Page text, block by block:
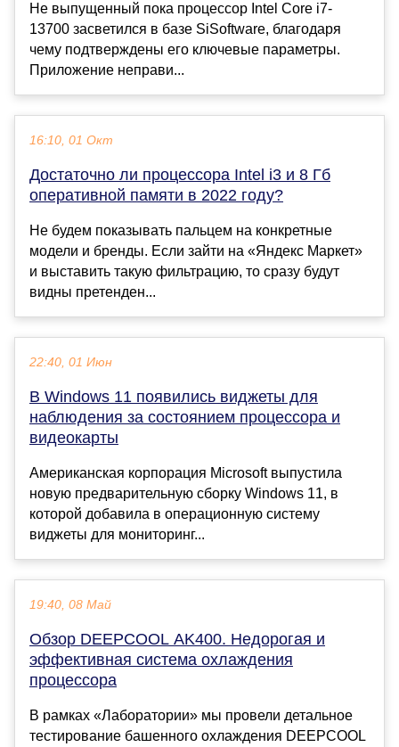
Не выпущенный пока процессор Intel Core i7-
13700 засветился в базе SiSoftware, благодаря
чему подтверждены его ключевые параметры.
Приложение неправи...
16:10, 01 Окт
Достаточно ли процессора Intel i3 и 8 Гб
оперативной памяти в 2022 году?
Не будем показывать пальцем на конкретные
модели и бренды. Если зайти на «Яндекс Маркет»
и выставить такую фильтрацию, то сразу будут
видны претенден...
22:40, 01 Июн
В Windows 11 появились виджеты для
наблюдения за состоянием процессора и
видеокарты
Американская корпорация Microsoft выпустила
новую предварительную сборку Windows 11, в
которой добавила в операционную систему
виджеты для мониторинг...
19:40, 08 Май
Обзор DEEPCOOL AK400. Недорогая и
эффективная система охлаждения
процессора
В рамках «Лаборатории» мы провели детальное
тестирование башенного охлаждения DEEPCOOL